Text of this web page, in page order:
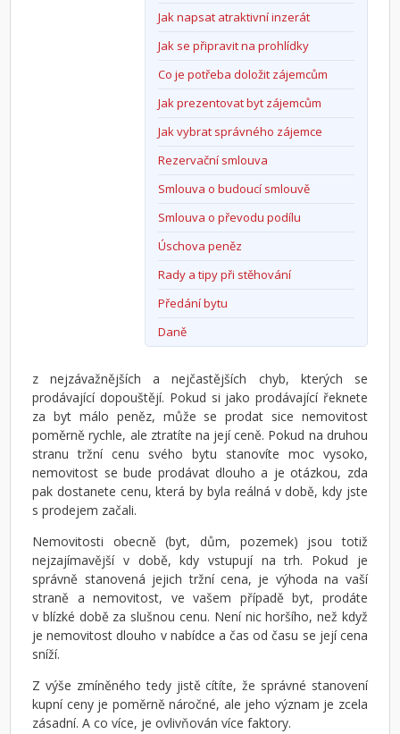
Jak napsat atraktivní inzerát
Jak se připravit na prohlídky
Co je potřeba doložit zájemcům
Jak prezentovat byt zájemcům
Jak vybrat správného zájemce
Rezervační smlouva
Smlouva o budoucí smlouvě
Smlouva o převodu podílu
Úschova peněz
Rady a tipy při stěhování
Předání bytu
Daně
z nejzávažnějších a nejčastějších chyb, kterých se
prodávající dopouštějí. Pokud si jako prodávající řeknete
za byt málo peněz, může se prodat sice nemovitost
poměrně rychle, ale ztratíte na její ceně. Pokud na druhou
stranu tržní cenu svého bytu stanovíte moc vysoko,
nemovitost se bude prodávat dlouho a je otázkou, zda
pak dostanete cenu, která by byla reálná v době, kdy jste
s prodejem začali.
Nemovitosti obecně (byt, dům, pozemek) jsou totiž
nejzajímavější v době, kdy vstupují na trh. Pokud je
správně stanovená jejich tržní cena, je výhoda na vaší
straně a nemovitost, ve vašem případě byt, prodáte
v blízké době za slušnou cenu. Není nic horšího, než když
je nemovitost dlouho v nabídce a čas od času se její cena
sníží.
Z výše zmíněného tedy jistě cítíte, že správné stanovení
kupní ceny je poměrně náročné, ale jeho význam je zcela
zásadní. A co více, je ovlivňován více faktory.